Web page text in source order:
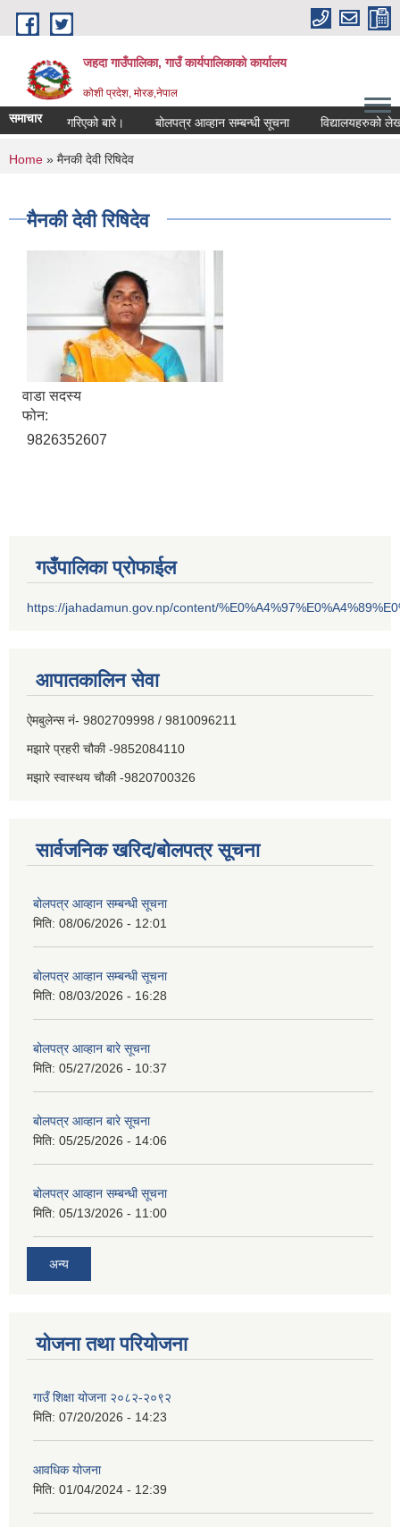
Skip to main content
जहदा गाउँपालिका, गाउँ कार्यपालिकाको कार्यालय
कोशी प्रदेश, मोरङ,नेपाल
समाचार
प्रकाशन गरिएको बारे। बोलपत्र आव्हान सम्बन्धी सूचना विद्यालयहरुको
You are here
Home » मैनकी देवी रिषिदेव
मैनकी देवी रिषिदेव
वाडा सदस्य
फोन:
9826352607
गउँपालिका प्रोफाईल
https://jahadamun.gov.np/content/
आपातकालिन सेवा
ऐमबुलेन्स नं- 9802709998 / 9810096211
मझारे प्रहरी चौकी -9852084110
मझारे स्वास्थय चौकी -9820700326
सार्वजनिक खरिद/बोलपत्र सूचना
बोलपत्र आव्हान सम्बन्धी सूचना
मिति: 08/06/2026 - 12:01
बोलपत्र आव्हान सम्बन्धी सूचना
मिति: 08/03/2026 - 16:28
बोलपत्र आव्हान बारे सूचना
मिति: 05/27/2026 - 10:37
बोलपत्र आव्हान बारे सूचना
मिति: 05/25/2026 - 14:06
बोलपत्र आव्हान सम्बन्धी सूचना
मिति: 05/13/2026 - 11:00
अन्य
योजना तथा परियोजना
गाउँ शिक्षा योजना २०८२-२०९२
मिति: 07/20/2026 - 14:23
आवधिक योजना
मिति: 01/04/2024 - 12:39